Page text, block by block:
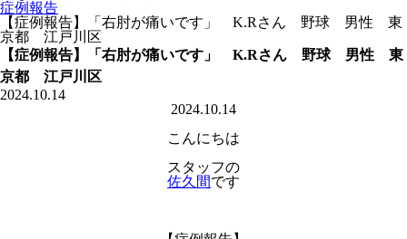
症例報告
【症例報告】「右肘が痛いです」 K.Rさん 野球 男性 東
京都 江戸川区
【症例報告】「右肘が痛いです」 K.Rさん 野球 男性 東
京都 江戸川区
2024.10.14
2024.10.14
こんにちは
スタッフの
佐久間です